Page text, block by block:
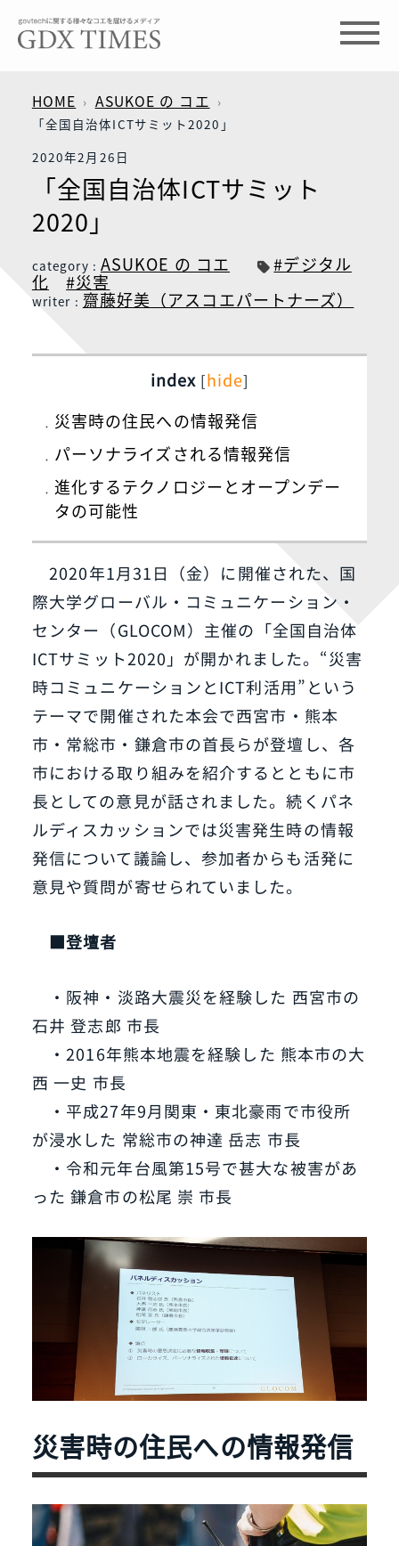
HOME ASUKOE の コエ
「全国自治体ICTサミット2020」
2020年2月26日
「全国自治体ICTサミット
2020」
category : ASUKOE の コエ #デジタル
化 #災害
writer : 齋藤好美（アスコエパートナーズ）
index [hide]
災害時の住民への情報発信
パーソナライズされる情報発信
進化するテクノロジーとオープンデー
タの可能性
2020年1月31日（金）に開催された、国
際大学グローバル・コミュニケーション・
センター（GLOCOM）主催の「全国自治体
ICTサミット2020」が開かれました。“災害
時コミュニケーションとICT利活用”という
テーマで開催された本会で西宮市・熊本
市・常総市・鎌倉市の首長らが登壇し、各
市における取り組みを紹介するとともに市
長としての意見が話されました。続くパネ
ルディスカッションでは災害発生時の情報
発信について議論し、参加者からも活発に
意見や質問が寄せられていました。
■登壇者
・阪神・淡路大震災を経験した 西宮市の
石井 登志郎 市長
・2016年熊本地震を経験した 熊本市の大
西 一史 市長
・平成27年9月関東・東北豪雨で市役所
が浸水した 常総市の神達 岳志 市長
・令和元年台風第15号で甚大な被害があ
った 鎌倉市の松尾 崇 市長
災害時の住民への情報発信